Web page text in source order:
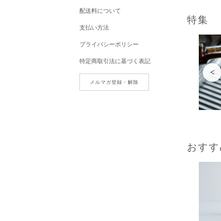
配送料について
支払い方法
プライバシーポリシー
特定商取引法に基づく表記
メルマガ登録・解除
特集
<
おす